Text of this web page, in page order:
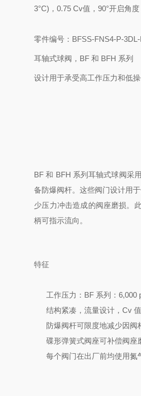
3°C)，0.75 Cv值，90°开启角
零件编号：BFSS-FNS4-P-3DL-
耳轴式球阀，BF 和 BFH 系列
设计用于承受高工作压力和低
BF 和 BFH 系列耳轴式球阀采
备防爆阀杆。这些阀门设计用
少压力冲击造成的阀座磨损。
柄可指示流向。
特征
工作压力：BF 系列：6,000
结构紧凑，流量设计，Cv
防爆阀杆可限度地减少因阀
碟形弹簧式阀座可补偿阀座
每个阀门在出厂前均使用氮